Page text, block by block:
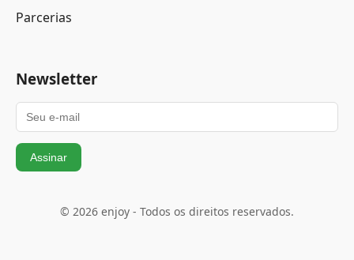
Parcerias
Newsletter
Assinar
© 2026 enjoy - Todos os direitos reservados.